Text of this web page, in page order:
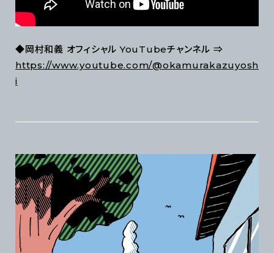
◆岡村和義 オフィシャル YouTubeチャンネル ⇒
https://www.youtube.com/@okamurakazuyosh
i